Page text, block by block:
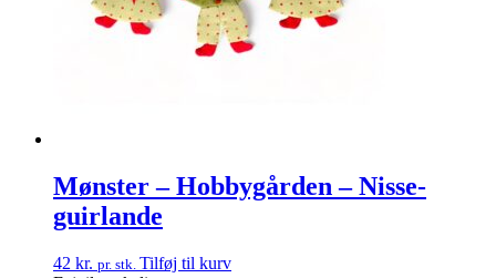
Mønster – Hobbygården – Nisse-
guirlande
42 kr. pr. stk. Tilføj til kurv